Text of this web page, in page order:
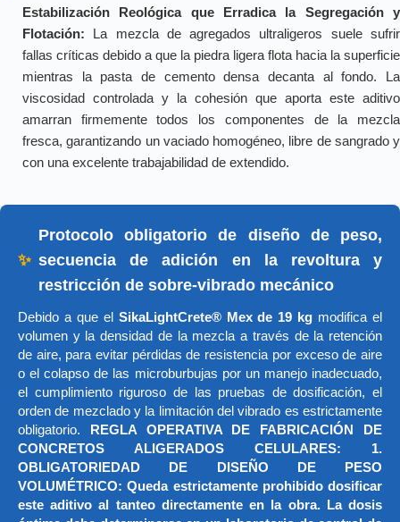
Estabilización Reológica que Erradica la Segregación y
Flotación: La mezcla de agregados ultraligeros suele sufrir
fallas críticas debido a que la piedra ligera flota hacia la superficie
mientras la pasta de cemento densa decanta al fondo. La
viscosidad controlada y la cohesión que aporta este aditivo
amarran firmemente todos los componentes de la mezcla
fresca, garantizando un vaciado homogéneo, libre de sangrado y
con una excelente trabajabilidad de extendido.
✨
Protocolo obligatorio de diseño de peso,
secuencia de adición en la revoltura y
restricción de sobre-vibrado mecánico
Debido a que el SikaLightCrete® Mex de 19 kg modifica el
volumen y la densidad de la mezcla a través de la retención
de aire, para evitar pérdidas de resistencia por exceso de aire
o el colapso de las microburbujas por un manejo inadecuado,
el cumplimiento riguroso de las pruebas de dosificación, el
orden de mezclado y la limitación del vibrado es estrictamente
obligatorio.
REGLA OPERATIVA DE FABRICACIÓN DE
CONCRETOS ALIGERADOS CELULARES: 1.
OBLIGATORIEDAD DE DISEÑO DE PESO
VOLUMÉTRICO: Queda estrictamente prohibido dosificar
este aditivo al tanteo directamente en la obra. La dosis